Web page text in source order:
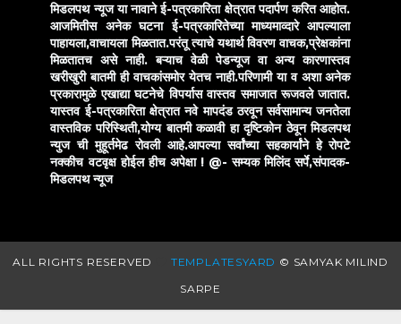
मिडलपथ न्यूज या नावाने ई-पत्रकारिता क्षेत्रात पदार्पण करित आहोत.
आजमितीस अनेक घटना ई-पत्रकारितेच्या माध्यमाव्दारे आपल्याला
पाहायला,वाचायला मिळतात.परंतू त्याचे यथार्थ विवरण वाचक,प्रेक्षकांना
मिळतातच असे नाही. बऱ्याच वेळी पेडन्यूज वा अन्य कारणास्तव
खरीखुरी बातमी ही वाचकांसमोर येतच नाही.परिणामी या व अशा अनेक
प्रकारामुळे एखाद्या घटनेचे विपर्यास वास्तव समाजात रूजवले जातात.
यास्तव ई-पत्रकारिता क्षेत्रात नवे मापदंड ठरवून सर्वसामान्य जनतेला
वास्तविक परिस्थिती,योग्य बातमी कळावी हा दृष्टिकोन ठेवून मिडलपथ
न्युज ची मुहूर्तमेढ रोवली आहे.आपल्या सर्वांच्या सहकार्यांने हे रोपटे
नक्कीच वटवृक्ष होईल हीच अपेक्षा ! @- सम्यक मिलिंद सर्पे,संपादक-
मिडलपथ न्यूज
ALL RIGHTS RESERVED TEMPLATESYARD © SAMYAK MILIND
SARPE